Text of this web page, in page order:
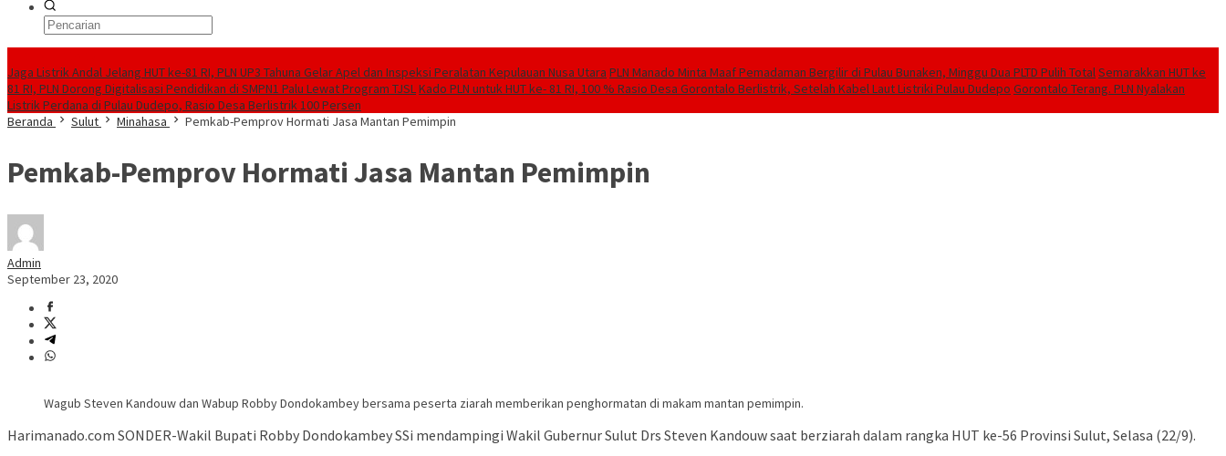
Jaga Listrik Andal Jelang HUT ke-81 RI, PLN UP3 Tahuna Gelar Apel dan Inspeksi Peralatan Kepulauan Nusa Utara PLN Manado Minta Maaf Pemadaman Bergilir di Pulau Bunaken, Minggu Dua PLTD Pulih TotalSemarakkan HUT ke
81 RI, PLN Dorong Digitalisasi Pendidikan di SMPN1 Palu Lewat Program TJSLKado PLN untuk HUT ke- 81 RI, 100 % Rasio Desa Gorontalo Berlistrik, Setelah Kabel Laut Listriki Pulau Dudepo Gorontalo Terang. PLN Nyalakan
Listrik Perdana di Pulau Dudepo, Rasio Desa Berlistrik 100 Persen
Beranda
Sulut Minahasa Pemkab-Pemprov Hormati Jasa Mantan Pemimpin
Pemkab-Pemprov Hormati Jasa Mantan Pemimpin
Admin
September 23, 2020
Wagub Steven Kandouw dan Wabup Robby Dondokambey bersama peserta ziarah memberikan penghormatan di makam mantan pemimpin.
Harimanado.com SONDER-Wakil Bupati Robby Dondokambey SSi mendampingi Wakil Gubernur Sulut Drs Steven Kandouw saat berziarah dalam rangka HUT ke-56 Provinsi Sulut, Selasa (22/9).